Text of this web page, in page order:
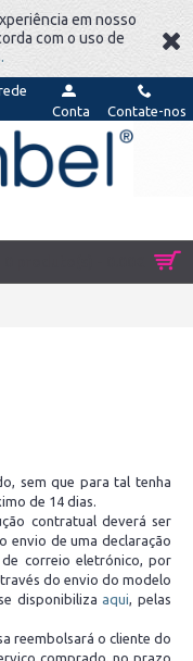
em nosso
com o uso de
Conta Contate-nos
sem que para tal tenha
de 14 dias.
contratual deverá ser
envio de uma declaração
correio eletrónico, por
do envio do modelo
disponibiliza aqui
, pelas
reembolsará o cliente do
comprado, no prazo